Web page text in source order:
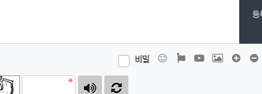
등
비밀 이모티콘폰트어썸동영상 이미지 댓글